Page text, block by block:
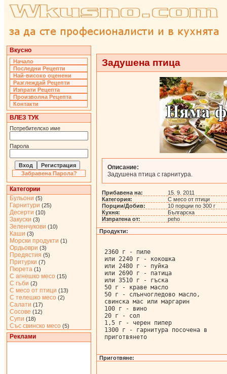
Вкусно
Начало
Последни Рецепти
Най-високо оценени
Разглеждай Рецепти
Изпрати Рецепта
Произволна Рецепта
Контакти
ВЛЕЗ ТУК
Потребителско име
Парола
Забравена Парола?
Категории
Бульони (5)
Гарнитури (25)
Десерти (10)
Закуски (3)
Зеленчукови (10)
Каши (3)
Морски продукти (1)
Ордьоври (3)
Предястия (5)
Притурки (7)
Пюрета (1)
С агнешко месо (15)
С гъби (2)
С месо от птици (13)
С телешко месо (2)
Салати (17)
Сосове (12)
Супи (18)
Със свинско месо (5)
Реклами
Задушена птица
Описание:
Задушена птица с гарнитура.
Прибавена на:
15. 9. 2011
Категория:
С месо от птици
Порции/Добив:
10 порции по 300 г
Кухня:
Българска
Изпратена от:
peho
Продукти:
2360 г - пиле
или 2240 г - кокошка
или 2480 г - пуйка
или 2690 г - патица
или 3510 г - гъска
50 г - краве масло
50 г - слънчогледово масло,
свинска мас или маргарин
100 г - вино
20 г - сол
1,5 г - черен пипер
1300 г - гарнитура посочена в
приготвянето
Приготвяне: